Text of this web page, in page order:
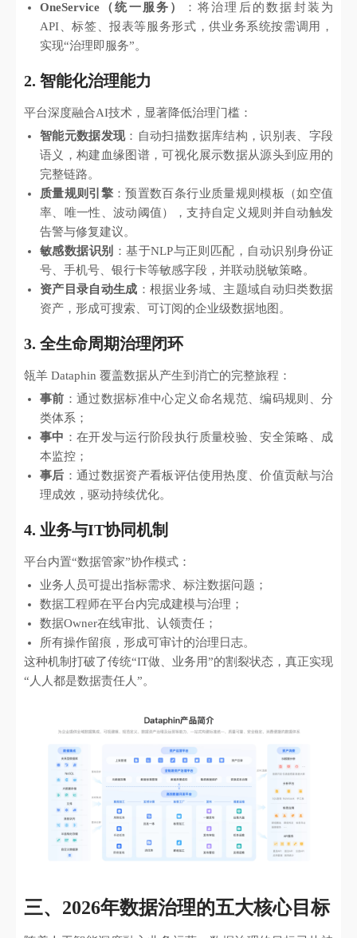
OneService（统一服务）
：将治理后的数据封装为
API、标签、报表等服务形式，供业务系统按需调用，
实现“治理即服务”。
2. 智能化治理能力
平台深度融合AI技术，显著降低治理门槛：
智能元数据发现：自动扫描数据库结构，识别表、字段
语义，构建血缘图谱，可视化展示数据从源头到应用的
完整链路。
质量规则引擎 ：预置数百条行业质量规则模板（如空值
率、唯一性、波动阈值），支持自定义规则并自动触发
告警与修复建议。
敏感数据识别
：基于NLP与正则匹配，自动识别身份证
号、手机号、银行卡等敏感字段，并联动脱敏策略。
资产目录自动生成 ：根据业务域、主题域自动归类数据
资产，形成可搜索、可订阅的企业级数据地图。
3. 全生命周期治理闭环
瓴羊 Dataphin 覆盖数据从产生到消亡的完整旅程：
事前 ：通过数据标准中心定义命名规范、编码规则、分
类体系；
事中 ：在开发与运行阶段执行质量校验、安全策略、成
本监控；
事后 ：通过数据资产看板评估使用热度、价值贡献与治
理成效，驱动持续优化。
4. 业务与IT协同机制
平台内置“数据管家”协作模式：
业务人员可提出指标需求、标注数据问题；
数据工程师在平台内完成建模与治理；
数据Owner在线审批、认领责任；
所有操作留痕，形成可审计的治理日志。
这种机制打破了传统“IT做、业务用”的割裂状态，真正实现
“人人都是数据责任人”。
三、2026年数据治理的五大核心目标